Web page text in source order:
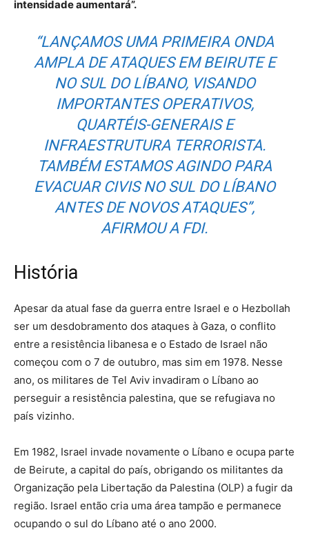
intensidade aumentará”.
“LANÇAMOS UMA PRIMEIRA ONDA
AMPLA DE ATAQUES EM BEIRUTE E
NO SUL DO LÍBANO, VISANDO
IMPORTANTES OPERATIVOS,
QUARTÉIS-GENERAIS E
INFRAESTRUTURA TERRORISTA.
TAMBÉM ESTAMOS AGINDO PARA
EVACUAR CIVIS NO SUL DO LÍBANO
ANTES DE NOVOS ATAQUES”,
AFIRMOU A FDI.
História
Apesar da atual fase da guerra entre Israel e o Hezbollah
ser um desdobramento dos ataques à Gaza, o conflito
entre a resistência libanesa e o Estado de Israel não
começou com o 7 de outubro, mas sim em 1978. Nesse
ano, os militares de Tel Aviv invadiram o Líbano ao
perseguir a resistência palestina, que se refugiava no
país vizinho.
Em 1982, Israel invade novamente o Líbano e ocupa parte
de Beirute, a capital do país, obrigando os militantes da
Organização pela Libertação da Palestina (OLP) a fugir da
região. Israel então cria uma área tampão e permanece
ocupando o sul do Líbano até o ano 2000.